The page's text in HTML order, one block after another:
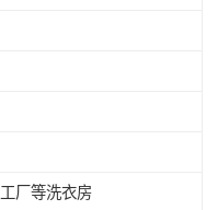
厂等洗衣房